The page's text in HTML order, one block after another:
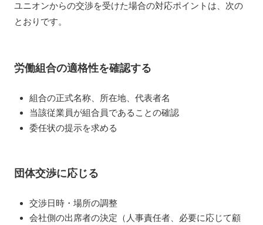
ユニオンからの交渉を受けた場合の対応ポイントは、次の
とおりです。
労働組合の適格性を確認する
組合の正式名称、所在地、代表者名
当該従業員が組合員であることの確認
委任状の提示を求める
団体交渉に応じる
交渉日時・場所の調整
会社側の出席者の決定（人事責任者、必要に応じて顧